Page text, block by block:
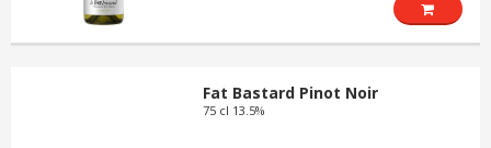
Fat Bastard Pinot Noir
75 cl 13.5%